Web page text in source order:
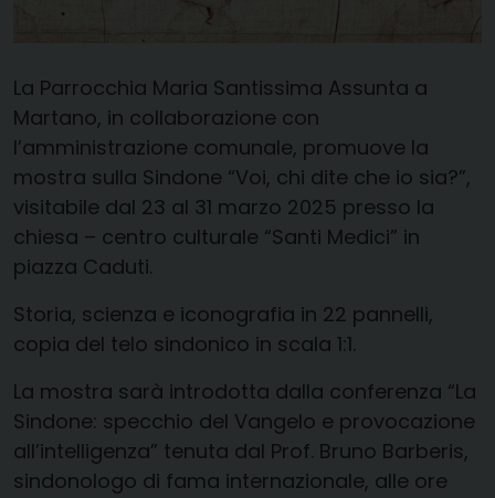
La Parrocchia Maria Santissima Assunta a
Martano, in collaborazione con
l’amministrazione comunale, promuove la
mostra sulla Sindone “Voi, chi dite che io sia?”,
visitabile dal 23 al 31 marzo 2025 presso la
chiesa – centro culturale “Santi Medici” in
piazza Caduti.
Storia, scienza e iconografia in 22 pannelli,
copia del telo sindonico in scala 1:1.
La mostra sarà introdotta dalla conferenza “La
Sindone: specchio del Vangelo e provocazione
all’intelligenza” tenuta dal Prof. Bruno Barberis,
sindonologo di fama internazionale, alle ore